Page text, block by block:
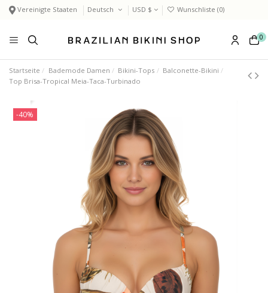
Vereinigte Staaten Deutsch USD $ Wunschliste (0)
0
Startseite Bademode Damen Bikini-Tops
Balconette-Bikini
Top Brisa-Tropical Meia-Taca-Turbinado
-40%